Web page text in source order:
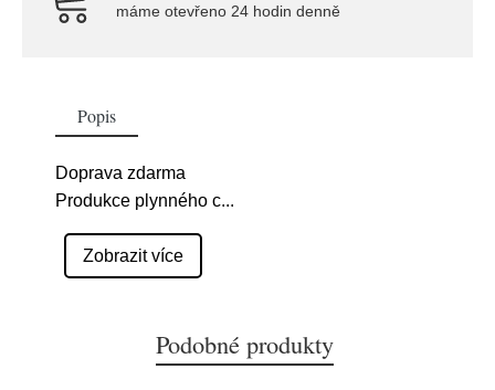
máme otevřeno 24 hodin denně
Popis
Doprava zdarma
Produkce plynného c...
Zobrazit více
Podobné produkty